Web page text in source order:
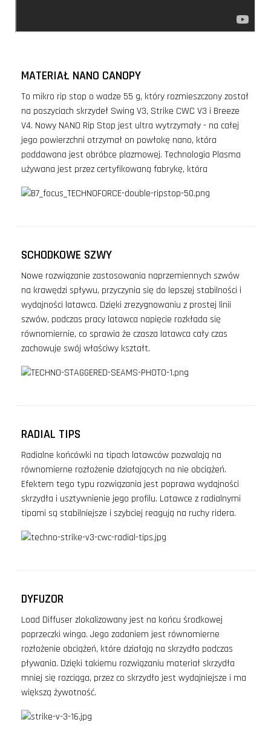
MATERIAŁ NANO CANOPY
To mikro rip stop o wadze 55 g, który rozmieszczony został
na poszyciach skrzydeł Swing V3, Strike CWC V3 i Breeze
V4. Nowy NANO Rip Stop jest ultra wytrzymały - na całej
jego powierzchni otrzymał on powłokę nano, która
poddawana jest obróbce plazmowej. Technologia Plasma
używana jest przez certyfikowaną fabrykę, która
SCHODKOWE SZWY
Nowe rozwiązanie zastosowania naprzemiennych szwów
na krawędzi spływu, przyczynia się do lepszej stabilności i
wydajności latawca. Dzięki zrezygnowaniu z prostej linii
szwów, podczas pracy latawca napięcie rozkłada się
równomiernie, co sprawia że czasza latawca cały czas
zachowuje swój właściwy kształt.
RADIAL TIPS
Radialne końcówki na tipach latawców pozwalają na
równomierne rozłożenie działających na nie obciążeń.
Efektem tego typu rozwiązania jest poprawa wydajności
skrzydła i usztywnienie jego profilu. Latawce z radialnymi
tipami są stabilniejsze i szybciej reagują na ruchy ridera.
DYFUZOR
Load Diffuser zlokalizowany jest na końcu środkowej
poprzeczki winga. Jego zadaniem jest równomierne
rozłożenie obciążeń, które działają na skrzydło podczas
pływania. Dzięki takiemu rozwiązaniu materiał skrzydła
mniej się rozciąga, przez co skrzydło jest wydajniejsze i ma
większą żywotność.